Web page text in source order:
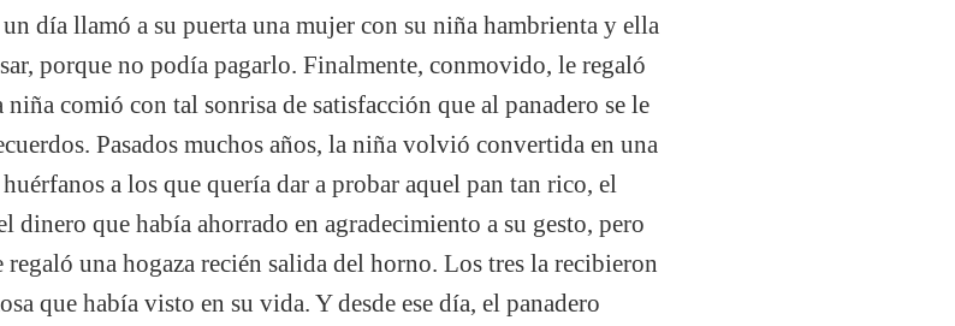
día llamó a su puerta una mujer con su niña hambrienta y ella
porque no podía pagarlo. Finalmente, conmovido, le regaló
niña comió con tal sonrisa de satisfacción que al panadero se le
Pasados muchos años, la niña volvió convertida en una
a los que quería dar a probar aquel pan tan rico, el
que había ahorrado en agradecimiento a su gesto, pero
una hogaza recién salida del horno. Los tres la recibieron
que había visto en su vida. Y desde ese día, el panadero